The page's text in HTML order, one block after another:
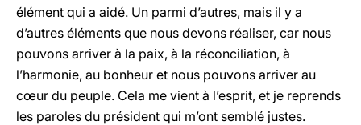
élément qui a aidé. Un parmi d’autres, mais il y a
d’autres éléments que nous devons réaliser, car nous
pouvons arriver à la paix, à la réconciliation, à
l’harmonie, au bonheur et nous pouvons arriver au
cœur du peuple. Cela me vient à l’esprit, et je reprends
les paroles du président qui m’ont semblé justes.